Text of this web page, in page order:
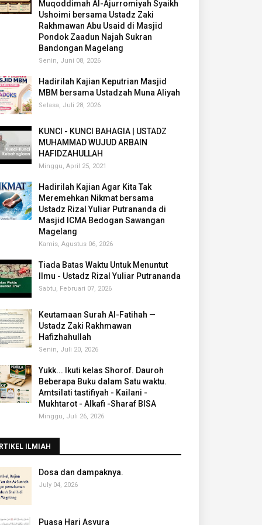
Muqoddimah Al-Ajurromiyah Syaikh
Ushoimi bersama Ustadz Zaki
Rakhmawan Abu Usaid di Masjid
Pondok Zaadun Najah Sukran
Bandongan Magelang
Senin, Juni 08, 2026
Hadirilah Kajian Keputrian Masjid
MBM bersama Ustadzah Muna Aliyah
Selasa, Juli 28, 2026
KUNCI - KUNCI BAHAGIA | USTADZ
MUHAMMAD WUJUD ARBAIN
HAFIDZAHULLAH
Minggu, April 25, 2021
Hadirilah Kajian Agar Kita Tak
Meremehkan Nikmat bersama
Ustadz Rizal Yuliar Putrananda di
Masjid ICMA Bedogan Sawangan
Magelang
Kamis, Agustus 06, 2026
Tiada Batas Waktu Untuk Menuntut
Ilmu - Ustadz Rizal Yuliar Putrananda
Sabtu, Februari 07, 2026
Keutamaan Surah Al-Fatihah —
Ustadz Zaki Rakhmawan
Hafizhahullah
Senin, Juli 20, 2026
Yukk... Ikuti kelas Shorof. Dauroh
Beberapa Buku dalam Satu waktu.
Amtsilati tastifiyah - Kailani -
Mukhtarot - Alkafi -Sharaf BISA
Minggu, Juli 26, 2026
ILMIAH
‎Dosa dan dampaknya.
July 04, 2026
Puasa Hari Asyura